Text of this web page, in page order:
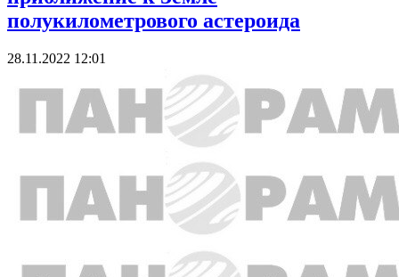
полукилометрового астероида
28.11.2022 12:01